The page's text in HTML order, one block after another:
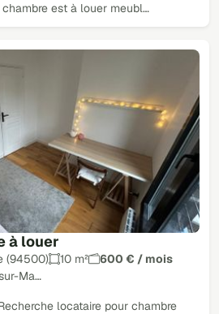
est à louer meubl…
à louer
(94500) 10 m²
600 € / mois
Ma…
locataire pour chambre